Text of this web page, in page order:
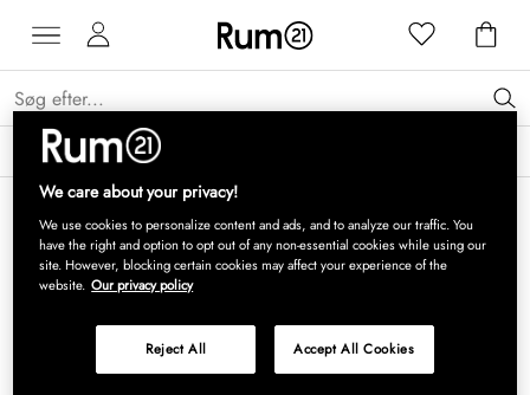
Få 15 % på Grythyttan Stålmöbler* →
We care about your privacy!
We use cookies to personalize content and ads, and to analyze our traffic. You
have the right and option to opt out of any non-essential cookies while using our
site. However, blocking certain cookies may affect your experience of the
website. Our privacy policy
Reject All Accept All Cookies